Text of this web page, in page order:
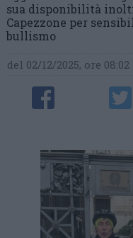
sua disponibilità
Capezzone per
bullismo
del 02/12/2025, ore 08:02